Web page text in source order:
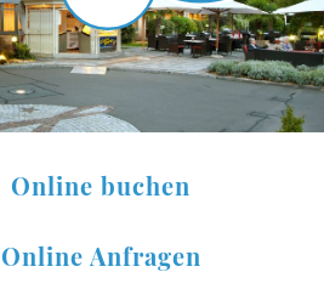
Online buchen
Online Anfragen